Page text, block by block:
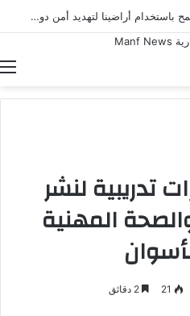
رئيس الوزراء العراقي: لن نسمح باستخدام أراضينا لتهديد أمن دول الجوار
تدريبية لنشر
المهنية
21